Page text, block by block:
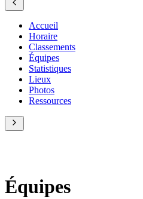
Accueil
Horaire
Classements
Équipes
Statistiques
Lieux
Photos
Ressources
Équipes